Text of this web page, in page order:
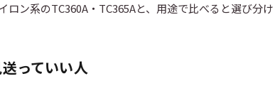
ロン系のTC360A・TC365Aと、用途で比べると選び分け
っていい人